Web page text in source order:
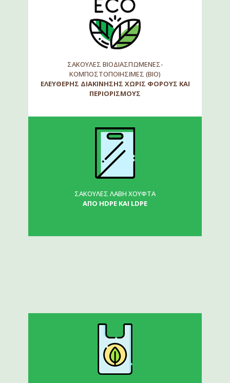
ΣΑΚΟΥΛΕΣ ΒΙΟΔΙΑΣΠΩΜΕΝΕΣ-
ΚΟΜΠΟΣΤΟΠΟΙΗΣΙΜΕΣ (ΒΙΟ)
ΕΛΕΥΘΕΡΗΣ ΔΙΑΚΙΝΗΣΗΣ ΧΩΡΙΣ ΦΟΡΟΥΣ ΚΑΙ
ΠΕΡΙΟΡΙΣΜΟΥΣ
ΣΑΚΟΥΛΕΣ ΛΑΒΗ ΧΟΥΦΤΑ
ΑΠΟ HDPE KAI LDPE